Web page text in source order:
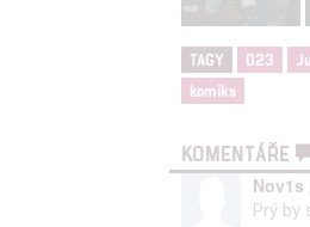
TAGY D23
komiks
KOMENTÁŘE
Nov1s
Prý by